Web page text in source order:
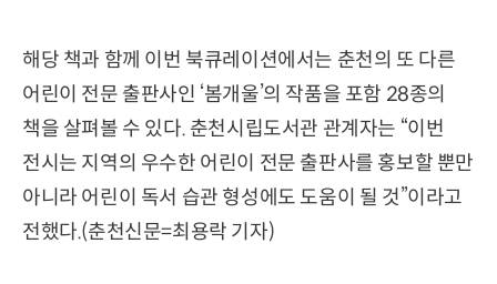
해당 책과 함께 이번 북큐레이션에서는 춘천의 또 다른
어린이 전문 출판사인 ‘봄개울’의 작품을 포함 28종의
책을 살펴볼 수 있다. 춘천시립도서관 관계자는 “이번
전시는 지역의 우수한 어린이 전문 출판사를 홍보할 뿐만
아니라 어린이 독서 습관 형성에도 도움이 될 것”이라고
전했다.(춘천신문=최용락 기자)